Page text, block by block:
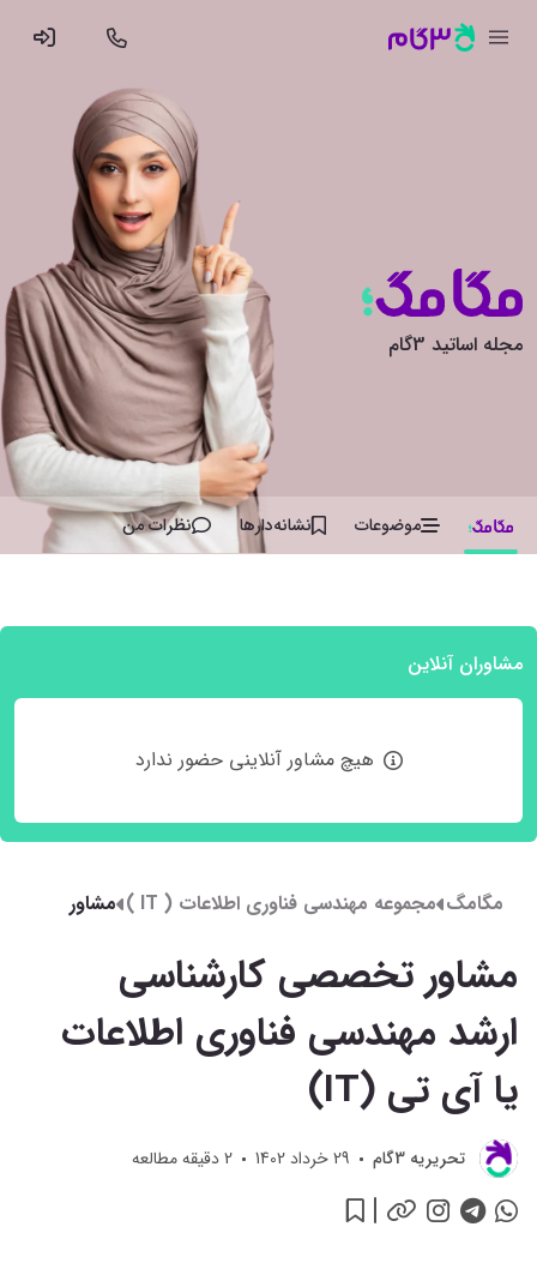
مجله اساتید 3گام
موضوعات نشانه‌دار‌ها نظرات من
مشاوران آنلاین
هیچ مشاور آنلاینی حضور ندارد
مگامگ مجموعه مهندسی فناوری اطلاعات ( IT )
مشاور
مهندسی
فناوری
مشاور تخصصی کارشناسی
ارشد مهندسی فناوری اطلاعات
یا آی تی (IT)
تحريريه 3گام 29 خرداد 1402 2دقیقه مطالعه